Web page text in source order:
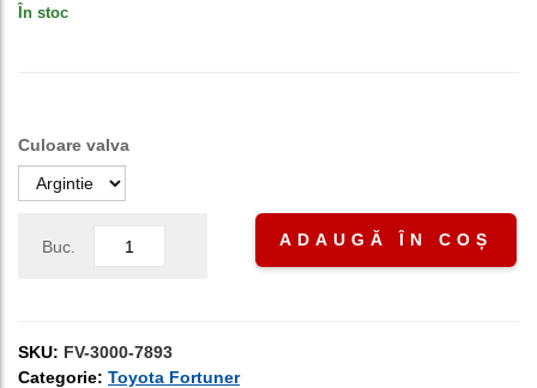
În stoc
Culoare valva
Buc. ADAUGĂ ÎN COȘ
SKU: FV-3000-7893
Categorie: Toyota Fortuner